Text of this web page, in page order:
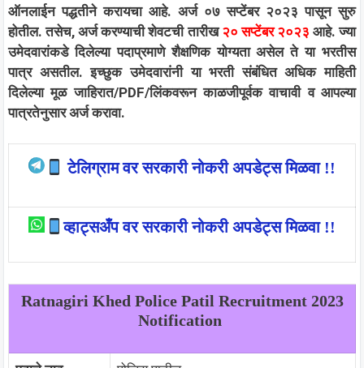
ऑनलाईन पद्धतीने करायचा आहे. अर्ज ०७ सप्टेंबर २०२३ पासून सुरु
होतील. तसेच, अर्ज करण्याची शेवटची तारीख२० सप्टेंबर २०२३ आहे. ज्या
उमेदवारांकडे दिलेल्या पदाप्रमाणे शैक्षणिक योग्यता असेल ते या भरतीस
पात्र असतील. इच्छुक उमेदवारांनी या भरती संबंधित अधिक माहिती
दिलेल्या मूळ जाहिरात/PDF/लिंकवरून काळजीपूर्वक वाचावी व आपल्या
पात्रतेनुसार अर्ज करावा.
टेलिग्राम वर सरकारी नोकरी अपडेट्स मिळवा !!
व्हाट्सअँप वर सरकारी नोकरी अपडेट्स मिळवा !!
Ratnagiri Khed Police Patil Recruitment 2023
Notification